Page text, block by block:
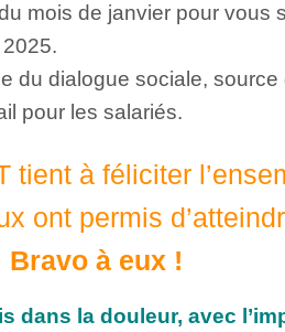
mois de janvier pour vous
du dialogue sociale,
pour les salariés.
tient à féliciter
ont permis
Bravo à eux !
dans la douleur, avec